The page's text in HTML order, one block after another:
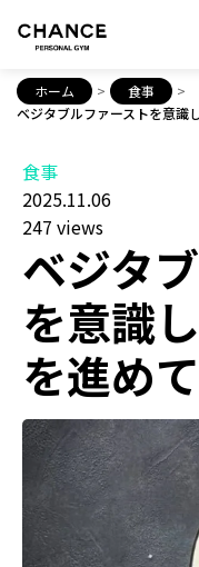
ホーム > 食事
>
ベジタブルファーストを意識
食事
2025.11.06
247 views
ベジタ
を意識
を進め